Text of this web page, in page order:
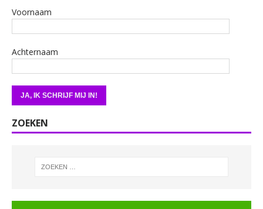
Voornaam
Achternaam
ZOEKEN